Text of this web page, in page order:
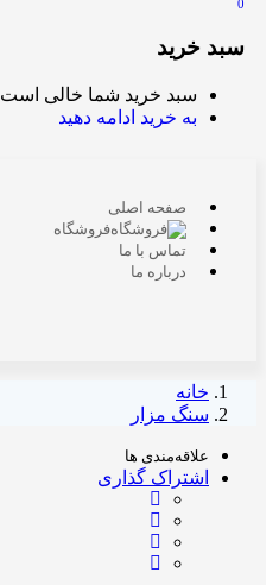
0
سبد خرید
سبد خرید شما خالی است
به خرید ادامه دهید
صفحه اصلی
فروشگاه
تماس با ما
درباره ما
خانه
سنگ مزار
علاقه‌مندی ها
اشتراک گذاری